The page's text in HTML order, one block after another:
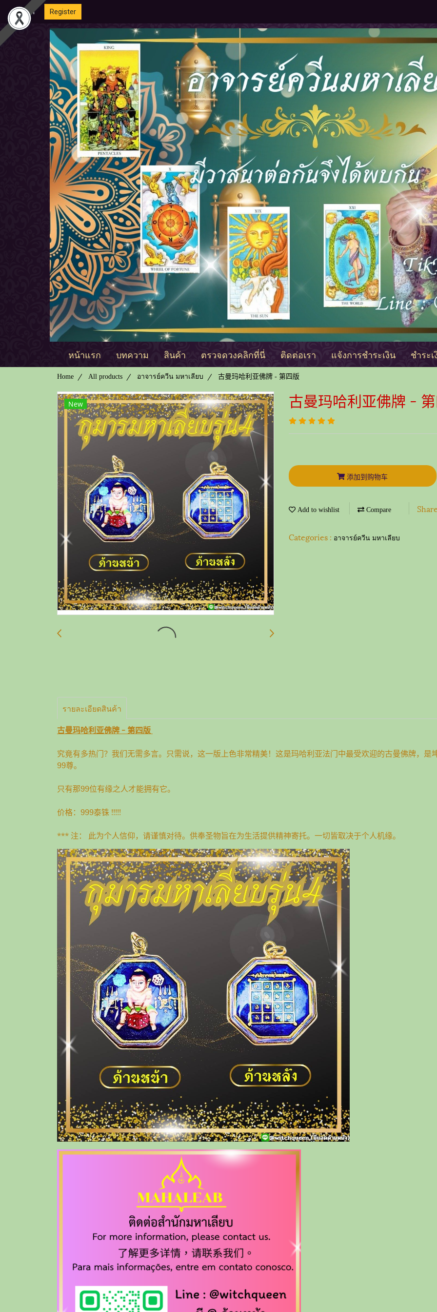
Login Register
หน้าแรก บทความ สินค้า ตรวจดวงคลิกที่นี่ ติดต่อเรา แจ้งการชำระเงิน ชำระ
Home All products อาจารย์ควีน มหาเลียบ 古曼玛哈利亚佛牌 - 第四版
New 古曼玛哈利亚佛牌 -
添加到购物车
Add to wishlist Compare
Categories : อาจารย์ควีน มหาเลียบ
รายละเอียดสินค้า
古曼玛哈利亚佛牌 - 第四版
究竟有多热门？我们无需多言。只需说，这一版上色非常精美！这是玛哈利亚法门中最受欢迎的古曼佛牌，
99尊。
只有那99位有缘之人才能拥有它。
价格：999泰铢 !!!!!
*** 注： 此为个人信仰，请谨慎对待。供奉圣物旨在为生活提供精神寄托。一切皆取决于个人机缘。